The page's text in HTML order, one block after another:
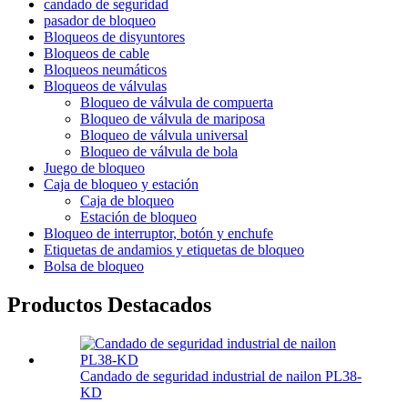
candado de seguridad
pasador de bloqueo
Bloqueos de disyuntores
Bloqueos de cable
Bloqueos neumáticos
Bloqueos de válvulas
Bloqueo de válvula de compuerta
Bloqueo de válvula de mariposa
Bloqueo de válvula universal
Bloqueo de válvula de bola
Juego de bloqueo
Caja de bloqueo y estación
Caja de bloqueo
Estación de bloqueo
Bloqueo de interruptor, botón y enchufe
Etiquetas de andamios y etiquetas de bloqueo
Bolsa de bloqueo
Productos Destacados
Candado de seguridad industrial de nailon PL38-
KD